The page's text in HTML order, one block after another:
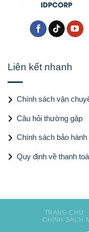
Liên kết nhanh
Chính sách vận
Câu hỏi thường gặp
Chính sách bảo hành
Quy định về thanh
TRANG CHỦ
CHÍNH SÁCH